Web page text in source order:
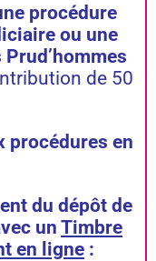
procédure
ou une
de 50
procédures en
du dépôt de
un Timbre
en ligne :